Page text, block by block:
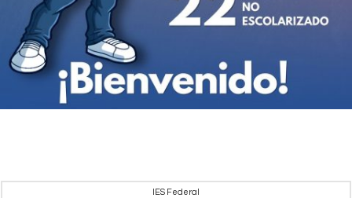
IES Federal